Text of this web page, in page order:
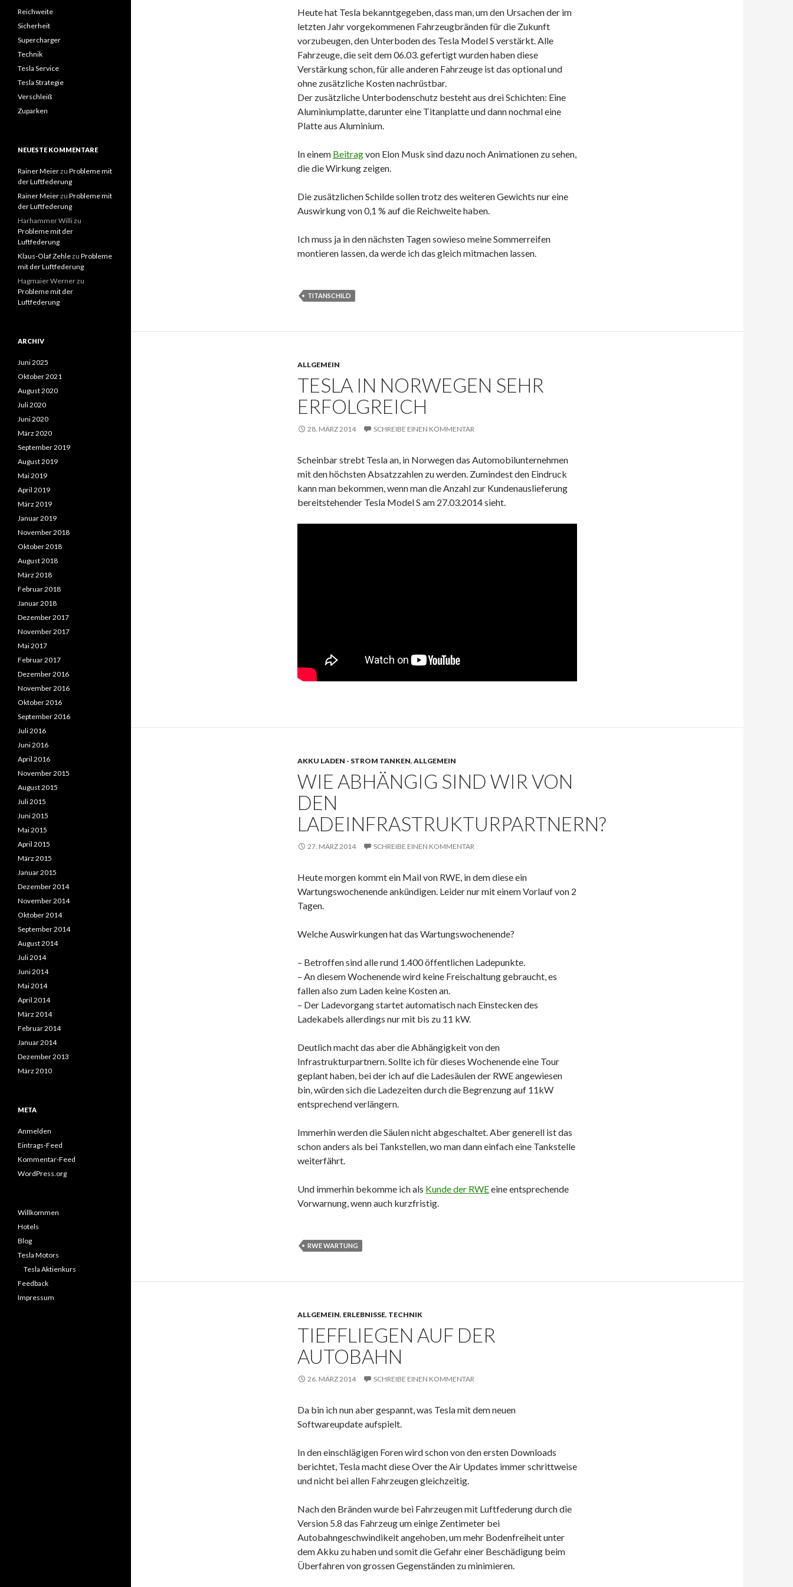
Heute hat Tesla bekanntgegeben, dass man, um den Ursachen der im
letzten Jahr vorgekommenen Fahrzeugbränden für die Zukunft
vorzubeugen, den Unterboden des Tesla Model S verstärkt. Alle
Fahrzeuge, die seit dem 06.03. gefertigt wurden haben diese
Verstärkung schon, für alle anderen Fahrzeuge ist das optional und
ohne zusätzliche Kosten nachrüstbar.
Der zusätzliche Unterbodenschutz besteht aus drei Schichten: Eine
Aluminiumplatte, darunter eine Titanplatte und dann nochmal eine
Platte aus Aluminium.
In einem Beitragvon Elon Musk sind dazu noch Animationen zu sehen,
die die Wirkung zeigen.
Die zusätzlichen Schilde sollen trotz des weiteren Gewichts nur eine
Auswirkung von 0,1 % auf die Reichweite haben.
Ich muss ja in den nächsten Tagen sowieso meine Sommerreifen
montieren lassen, da werde ich das gleich mitmachen lassen.
TITANSCHILD
ALLGEMEIN
TESLA IN NORWEGEN SEHR
ERFOLGREICH
28. MÄRZ 2014 SCHREIBE EINEN KOMMENTAR
Scheinbar strebt Tesla an, in Norwegen das Automobilunternehmen
mit den höchsten Absatzzahlen zu werden. Zumindest den Eindruck
kann man bekommen, wenn man die Anzahl zur Kundenauslieferung
bereitstehender Tesla Model S am 27.03.2014 sieht.
AKKU LADEN - STROM TANKEN, ALLGEMEIN
WIE ABHÄNGIG SIND WIR VON
DEN
LADEINFRASTRUKTURPARTNERN?
27. MÄRZ 2014 SCHREIBE EINEN KOMMENTAR
Heute morgen kommt ein Mail von RWE, in dem diese ein
Wartungswochenende ankündigen. Leider nur mit einem Vorlauf von 2
Tagen.
Welche Auswirkungen hat das Wartungswochenende?
– Betroffen sind alle rund 1.400 öffentlichen Ladepunkte.
– An diesem Wochenende wird keine Freischaltung gebraucht, es
fallen also zum Laden keine Kosten an.
– Der Ladevorgang startet automatisch nach Einstecken des
Ladekabels allerdings nur mit bis zu 11 kW.
Deutlich macht das aber die Abhängigkeit von den
Infrastrukturpartnern. Sollte ich für dieses Wochenende eine Tour
geplant haben, bei der ich auf die Ladesäulen der RWE angewiesen
bin, würden sich die Ladezeiten durch die Begrenzung auf 11kW
entsprechend verlängern.
Immerhin werden die Säulen nicht abgeschaltet. Aber generell ist das
schon anders als bei Tankstellen, wo man dann einfach eine Tankstelle
weiterfährt.
Und immerhin bekomme ich als Kunde der RWEeine entsprechende
Vorwarnung, wenn auch kurzfristig.
RWE WARTUNG
ALLGEMEIN, ERLEBNISSE, TECHNIK
TIEFFLIEGEN AUF DER
AUTOBAHN
26. MÄRZ 2014 SCHREIBE EINEN KOMMENTAR
Da bin ich nun aber gespannt, was Tesla mit dem neuen
Softwareupdate aufspielt.
In den einschlägigen Foren wird schon von den ersten Downloads
berichtet, Tesla macht diese Over the Air Updates immer schrittweise
und nicht bei allen Fahrzeugen gleichzeitig.
Nach den Bränden wurde bei Fahrzeugen mit Luftfederung durch die
Version 5.8 das Fahrzeug um einige Zentimeter bei
Autobahngeschwindikeit angehoben, um mehr Bodenfreiheit unter
dem Akku zu haben und somit die Gefahr einer Beschädigung beim
Überfahren von grossen Gegenständen zu minimieren.
Reichweite
Sicherheit
Supercharger
Technik
Tesla Service
Tesla Strategie
Verschleiß
Zuparken
NEUESTE KOMMENTARE
Rainer Meierzu Probleme mit
der Luftfederung
Rainer Meierzu Probleme mit
der Luftfederung
Harhammer Willizu
Probleme mit der
Luftfederung
Klaus-Olaf Zehlezu Probleme
mit der Luftfederung
Hagmaier Wernerzu
Probleme mit der
Luftfederung
ARCHIV
Juni 2025
Oktober 2021
August 2020
Juli 2020
Juni 2020
März 2020
September 2019
August 2019
Mai 2019
April 2019
März 2019
Januar 2019
November 2018
Oktober 2018
August 2018
März 2018
Februar 2018
Januar 2018
Dezember 2017
November 2017
Mai 2017
Februar 2017
Dezember 2016
November 2016
Oktober 2016
September 2016
Juli 2016
Juni 2016
April 2016
November 2015
August 2015
Juli 2015
Juni 2015
Mai 2015
April 2015
März 2015
Januar 2015
Dezember 2014
November 2014
Oktober 2014
September 2014
August 2014
Juli 2014
Juni 2014
Mai 2014
April 2014
März 2014
Februar 2014
Januar 2014
Dezember 2013
März 2010
META
Anmelden
Eintrags-Feed
Kommentar-Feed
WordPress.org
Willkommen
Hotels
Blog
Tesla Motors
Tesla Aktienkurs
Feedback
Impressum